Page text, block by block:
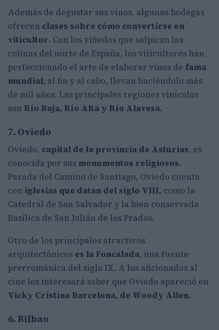
Además de degustar sus vinos, algunas bodegas
ofrecen clases sobre cómo convertirse en
viticultor. Con los viñedos que salpican las
colinas del norte de España, los viticultores han
perfeccionado el arte de elaborar vinos de fama
mundial; al fin y al cabo, llevan haciéndolo más
de mil años. Las principales regiones vinícolas
son Río Baja, Río Alta y Río Alavesa.
7. Oviedo
Oviedo, capital de la provincia de Asturias, es
conocida por sus monumentos religiosos.
Parada del Camino de Santiago, Oviedo cuenta
con iglesias que datan del siglo VIII, como la
Catedral de San Salvador y la bien conservada
Basílica de San Julián de los Prados.
Otro de los principales atractivos
arquitectónicos es la Foncalada, una fuente
prerrománica del siglo IX. A los aficionados al
cine les interesará saber que Oviedo apareció en
Vicky Cristina Barcelona, de Woody Allen.
6. Bilbao